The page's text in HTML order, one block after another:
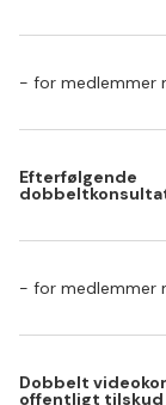
- for medlemmer
Efterfølgende
- for medlemmer
Dobbelt
offentligt tilskud